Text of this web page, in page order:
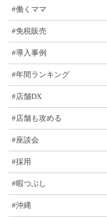
#働くママ
#免税販売
#導入事例
#年間ランキング
#店舗DX
#店舗も攻める
#座談会
#採用
#暇つぶし
#沖縄